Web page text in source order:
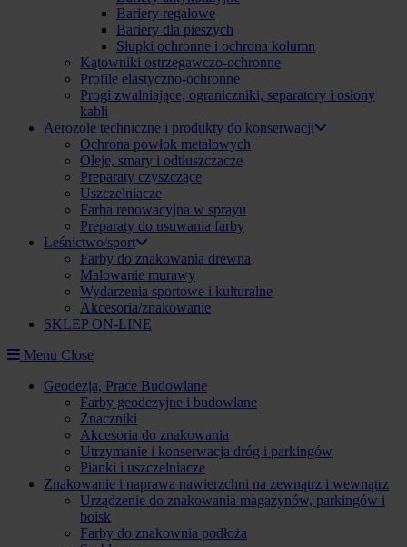
Bariery regałowe
Bariery dla pieszych
Słupki ochronne i ochrona kolumn
Kątowniki ostrzegawczo-ochronne
Profile elastyczno-ochronne
Progi zwalniające, ograniczniki, separatory i osłony
kabli
Aerozole techniczne i produkty do konserwacji
Ochrona powłok metalowych
Oleje, smary i odtłuszczacze
Preparaty czyszczące
Uszczelniacze
Farba renowacyjna w sprayu
Preparaty do usuwania farby
Leśnictwo/sport
Farby do znakowania drewna
Malowanie murawy
Wydarzenia sportowe i kulturalne
Akcesoria/znakowanie
SKLEP ON-LINE
Menu Close
Geodezja, Prace Budowlane
Farby geodezyjne i budowlane
Znaczniki
Akcesoria do znakowania
Utrzymanie i konserwacja dróg i parkingów
Pianki i uszczelniacze
Znakowanie i naprawa nawierzchni na zewnątrz i wewnątrz
Urządzenie do znakowania magazynów, parkingów i
boisk
Farby do znakownia podłoża